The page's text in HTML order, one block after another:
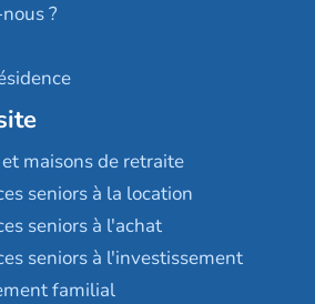
?
maisons de retraite
seniors à la location
seniors à l'achat
seniors à l'investissement
familial